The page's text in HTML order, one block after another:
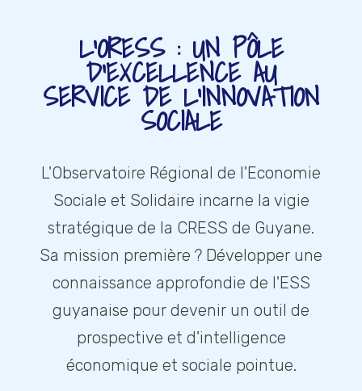
L'ORESS : UN PÔLE
D'EXCELLENCE AU
SERVICE DE L'INNOVATION
SOCIALE
L'Observatoire Régional de l'Economie
Sociale et Solidaire incarne la vigie
stratégique de la CRESS de Guyane.
Sa mission première ? Développer une
connaissance approfondie de l'ESS
guyanaise pour devenir un outil de
prospective et d'intelligence
économique et sociale pointue.